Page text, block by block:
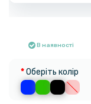
В наявності
Оберіть колір